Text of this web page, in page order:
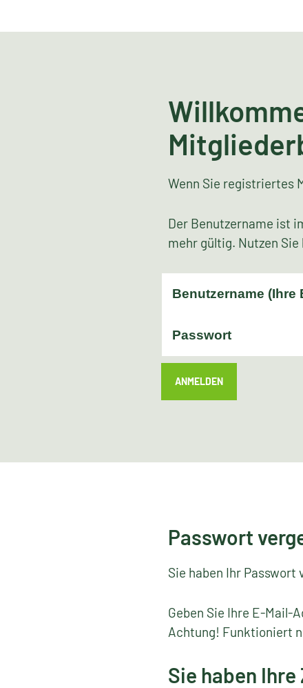
Wenn Sie registriertes
Der Benutzername ist
mehr gültig. Nutzen
ANMELDEN
Passwort
Sie haben Ihr Passwort
Geben Sie Ihre E-Mail-
Achtung! Funktioniert
Sie haben